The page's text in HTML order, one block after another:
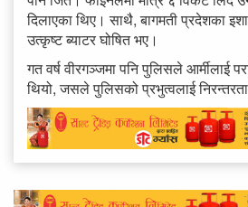
दिलाएका थिए। साथै, बागमती प्रदेशका
उत्कृष्ट ब्याटर घोषित भए।
गत वर्ष वीरगञ्जमा पनि पुलिसले आर्मीलाई
थियो, जसले पुलिसको प्रभुत्वलाई